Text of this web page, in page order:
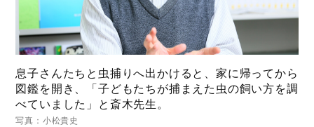
息子さんたちと虫捕りへ出かけると、家に帰ってから
図鑑を開き、「子どもたちが捕まえた虫の飼い方を調
べていました」と斎木先生。
写真：小松貴史